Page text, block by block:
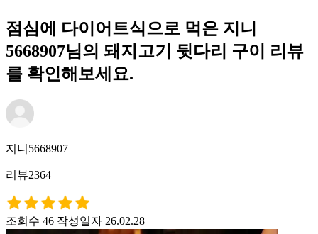
점심에 다이어트식으로 먹은 지니
5668907님의 돼지고기 뒷다리 구이 리뷰
를 확인해보세요.
지니5668907
리뷰2364
조회수 46 작성일자 26.02.28